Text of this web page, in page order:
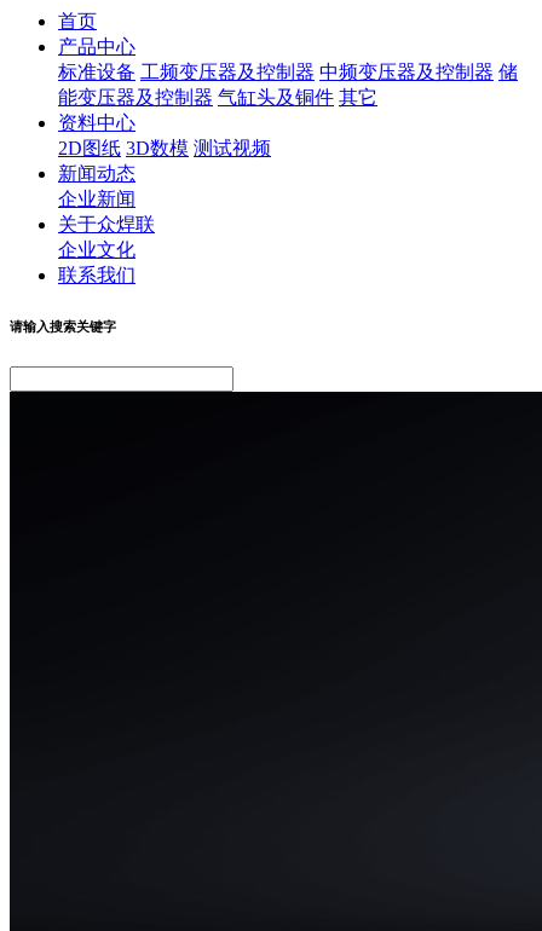
首页
产品中心
标准设备 工频变压器及控制器 中频变压器及控制器 储
能变压器及控制器 气缸头及铜件 其它
资料中心
2D图纸 3D数模 测试视频
新闻动态
企业新闻
关于众焊联
企业文化
联系我们
请输入搜索关键字